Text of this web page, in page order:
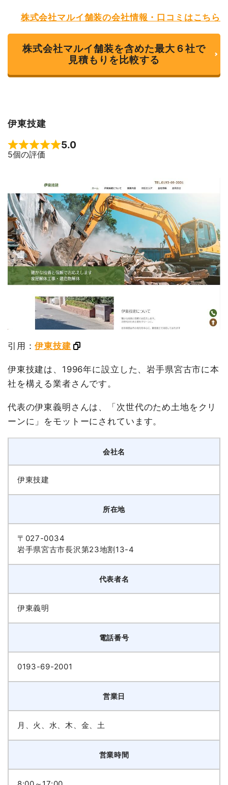
株式会社マルイ舗装の会社情報・口コミはこちら
株式会社マルイ舗装を含めた最大６社で
見積もりを比較する
伊東技建
Rated 5 out of 5
5.0
5個の評価
引用：伊東技建
伊東技建は、1996年に設立した、岩手県宮古市に本
社を構える業者さんです。
代表の伊東義明さんは、「次世代のため土地をクリ
ーンに」をモットーにされています。
会社名
伊東技建
所在地
〒027-0034
岩手県宮古市長沢第23地割13-4
代表者名
伊東義明
電話番号
0193-69-2001
営業日
月、火、水、木、金、土
営業時間